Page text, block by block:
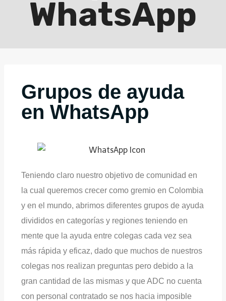
WhatsApp
Grupos de ayuda
en WhatsApp
Teniendo claro nuestro objetivo de comunidad en
la cual queremos crecer como gremio en Colombia
y en el mundo, abrimos diferentes grupos de ayuda
divididos en categorías y regiones teniendo en
mente que la ayuda entre colegas cada vez sea
más rápida y eficaz, dado que muchos de nuestros
colegas nos realizan preguntas pero debido a la
gran cantidad de las mismas y que ADC no cuenta
con personal contratado se nos hacia imposible